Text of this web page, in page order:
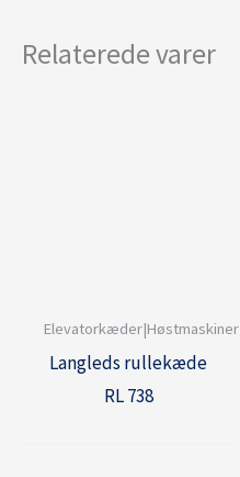
Relaterede varer
Elevatorkæder|Høstmaskiner
Langleds rullekæde
RL 738